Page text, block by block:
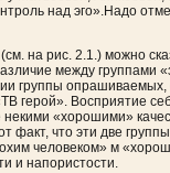
над эго».Надо
на рис. 2.1.) можно
между группами
группы
герой». Восприятие
«хорошими»
факт, что эти две
человеком» м
и напористости.